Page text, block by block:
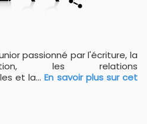
passionné par l'écriture, la
les relations
et la...En savoir plus sur cet